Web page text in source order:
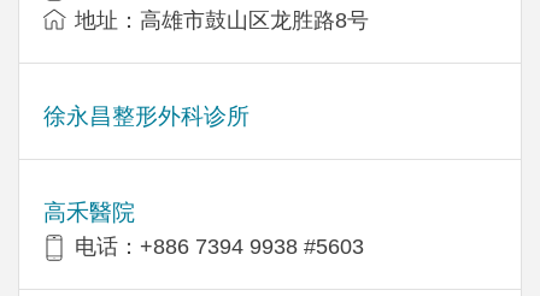
地址：高雄市鼓山区龙胜路8号
徐永昌整形外科诊所
高禾醫院
电话：+886 7394 9938 #5603